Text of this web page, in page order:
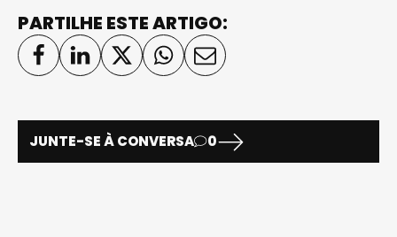
PARTILHE ESTE ARTIGO:
JUNTE-SE À CONVERSA 0